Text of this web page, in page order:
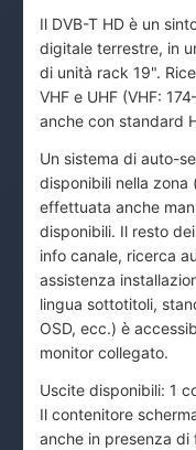
Il DVB-T HD è un
digitale terrestre, in
di unità rack 19".
VHF e UHF (VHF:
anche con standard
Un sistema di auto-
disponibili nella
effettuata anche
disponibili. Il resto
info canale, ricerca
assistenza
lingua sottotitoli,
OSD, ecc.) è
monitor collegato.
Uscite disponibili: 1
Il contenitore
anche in presenza